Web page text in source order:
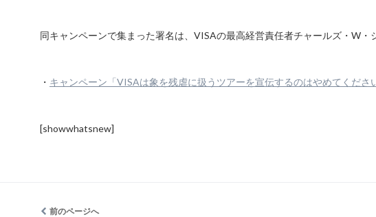
同キャンペーンで集まった署名は、VISAの最高経営責任者チャールズ・W・
・ キャンペーン「VISAは象を残虐に扱うツアーを宣伝するのはやめてくださ
[showwhatsnew]
前のページへ